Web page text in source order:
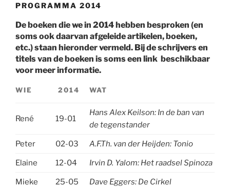
PROGRAMMA 2014
De boeken die we in 2014 hebben besproken (en
soms ook daarvan afgeleide artikelen, boeken,
etc.) staan hieronder vermeld. Bij de schrijvers en
titels van de boeken is soms een link beschikbaar
voor meer informatie.
WIE 2014 WAT
René 19-01
Hans Alex Keilson: In de ban van
de tegenstander
Peter 02-03 A.F.Th. van der Heijden: Tonio
Elaine 12-04 Irvin D. Yalom: Het raadsel Spinoza
Mieke 25-05 Dave Eggers: De Cirkel